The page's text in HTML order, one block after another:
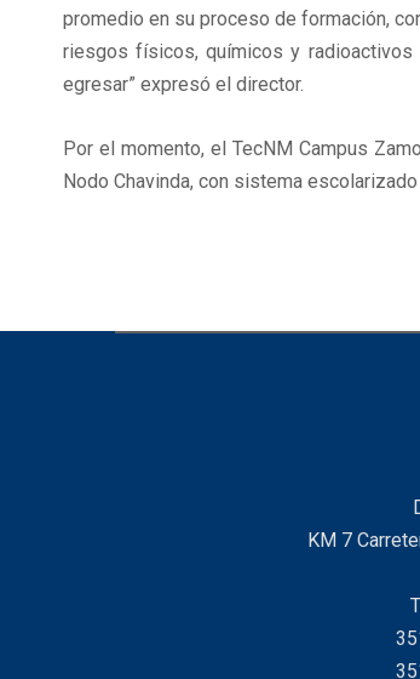
promedio en su proceso de formación,
riesgos físicos, químicos y
egresar” expresó el director.
Por el momento, el TecNM Campus
Nodo Chavinda, con sistema
KM 7